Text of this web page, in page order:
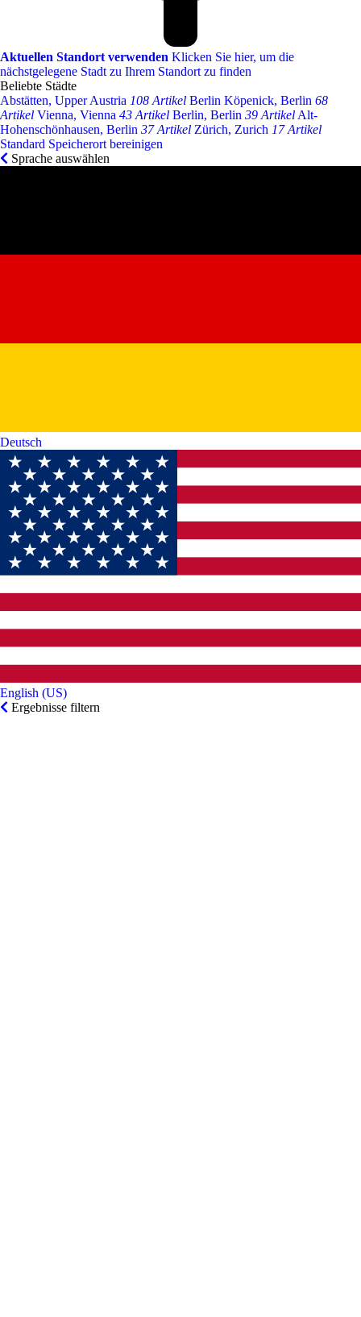
Aktuellen Standort verwenden Klicken Sie hier, um die
nächstgelegene Stadt zu Ihrem Standort zu finden
Beliebte Städte
Abstätten, Upper Austria 108 Artikel Berlin Köpenick, Berlin 68
Artikel Vienna, Vienna 43 Artikel Berlin, Berlin 39 Artikel Alt-
Hohenschönhausen, Berlin 37 Artikel Zürich, Zurich 17 Artikel
Standard Speicherort bereinigen
Sprache auswählen
Deutsch‎
English (US)‎
Ergebnisse filtern